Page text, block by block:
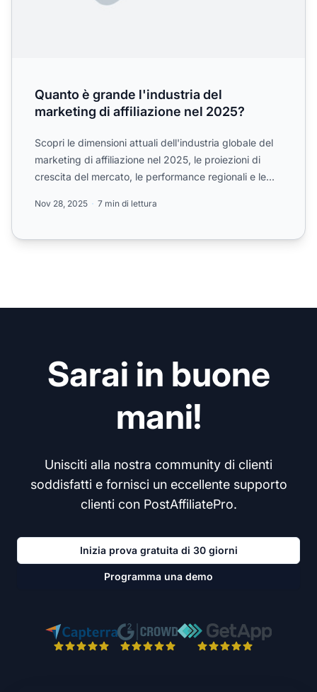
Quanto è grande l'industria del
marketing di affiliazione nel 2025?
Scopri le dimensioni attuali dell'industria globale del
marketing di affiliazione nel 2025, le proiezioni di
crescita del mercato, le performance regionali e le...
Nov 28, 2025 7 min di lettura
Sarai in buone
mani!
Unisciti alla nostra community di clienti
soddisfatti e fornisci un eccellente supporto
clienti con PostAffiliatePro.
Inizia prova gratuita di 30 giorni
Programma una demo